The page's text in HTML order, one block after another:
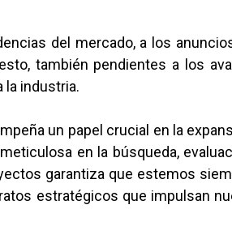
del mercado, a los
también pendientes a los
industria.
un papel crucial en la
en la búsqueda,
garantiza que estemos
estratégicos que impulsan